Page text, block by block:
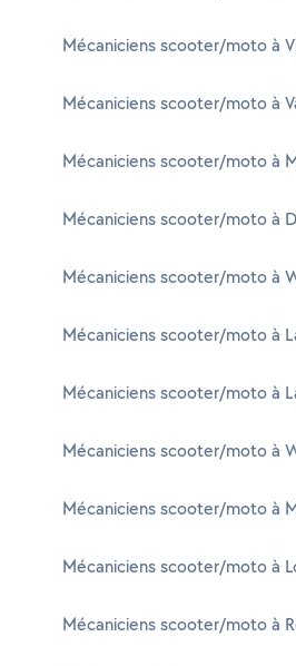
Mécaniciens scooter/moto à
Mécaniciens scooter/moto à
Mécaniciens scooter/moto à
Mécaniciens scooter/moto à
Mécaniciens scooter/moto à
Mécaniciens scooter/moto à
Mécaniciens scooter/moto à
Mécaniciens scooter/moto à
Mécaniciens scooter/moto à
Mécaniciens scooter/moto à
Mécaniciens scooter/moto à